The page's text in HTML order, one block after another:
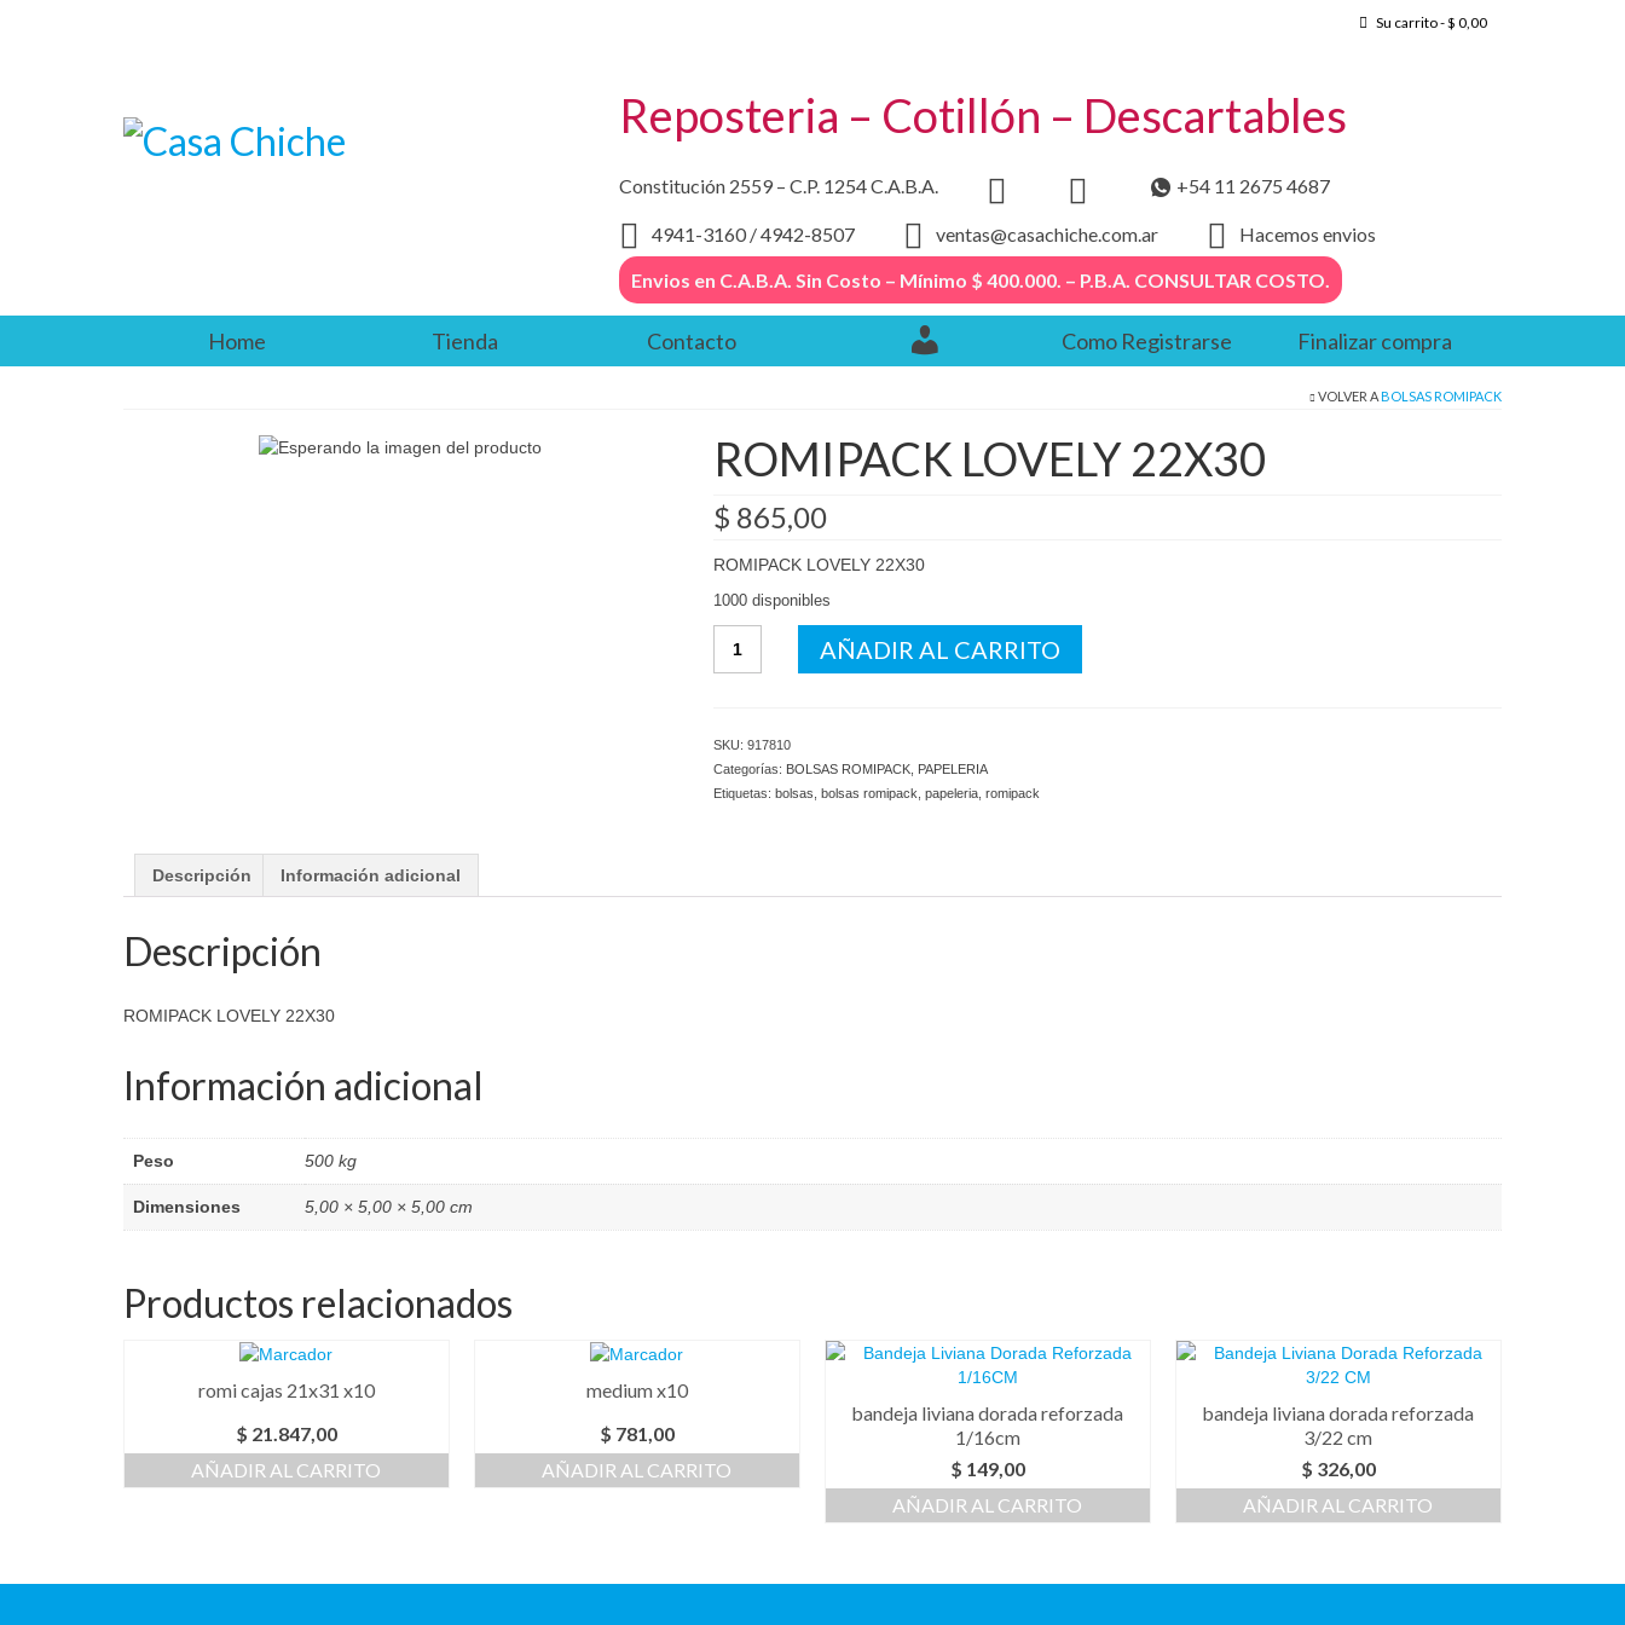
Su carrito-$ 0,00
Reposteria – Cotillón – Descartables
Constitución 2559 – C.P. 1254 C.A.B.A. +54 11 2675 4687
4941-3160 / 4942-8507 ventas@casachiche.com.ar
Hacemos envios
Envios en C.A.B.A. Sin Costo – Mínimo $ 400.000. – P.B.A. CONSULTAR COSTO.
Home Tienda Contacto Como Registrarse Finalizar compra
VOLVER ABOLSAS ROMIPACK
ROMIPACK LOVELY 22X30
$ 865,00
ROMIPACK LOVELY 22X30
1000 disponibles
LOVELY
AÑADIR AL CARRITO
SKU: 917810
Categorías: BOLSAS ROMIPACK, PAPELERIA
Etiquetas: bolsas bolsas romipack papeleria, romipack
Descripción Información adicional
Descripción
ROMIPACK LOVELY 22X30
Información adicional
Peso 500 kg
Dimensiones 5,00 × 5,00 × 5,00 cm
Productos relacionados
romi cajas 21x31 x10
$ 21.847,00
AÑADIR AL CARRITO
medium x10
$ 781,00
AÑADIR AL CARRITO
bandeja liviana dorada reforzada
1/16cm
$ 149,00
AÑADIR AL CARRITO
bandeja liviana dorada reforzada
3/22 cm
$ 326,00
AÑADIR AL CARRITO